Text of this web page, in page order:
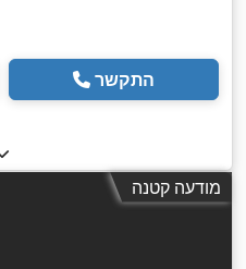
התקשר
מודעה קטנה